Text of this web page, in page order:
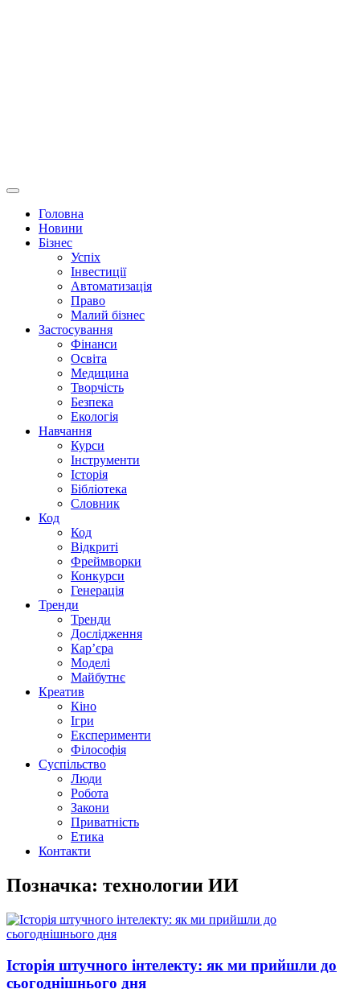
Головна
Новини
Бізнес
Успіх
Інвестиції
Автоматизація
Право
Малий бізнес
Застосування
Фінанси
Освіта
Медицина
Творчість
Безпека
Екологія
Навчання
Курси
Інструменти
Історія
Бібліотека
Словник
Код
Код
Відкриті
Фреймворки
Конкурси
Генерація
Тренди
Тренди
Дослідження
Кар’єра
Моделі
Майбутнє
Креатив
Кіно
Ігри
Експерименти
Філософія
Суспільство
Люди
Робота
Закони
Приватність
Етика
Контакти
Позначка: технологии ИИ
Історія штучного інтелекту: як ми прийшли до
сьогоднішнього дня